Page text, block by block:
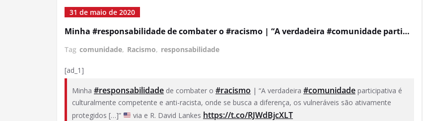
31 de maio de 2020
Minha #responsabilidade de combater o #racismo | “A verdadeira #comunidade parti…
Tag comunidade, Racismo, responsabilidade
[ad_1]
Minha #responsabilidade de combater o #racismo | “A verdadeira #comunidade participativa é
culturalmente competente e anti-racista, onde se busca a diferença, os vulneráveis ​​são ativamente
protegidos […]”
via e R. David Lankes https://t.co/RJWdBjcXLT